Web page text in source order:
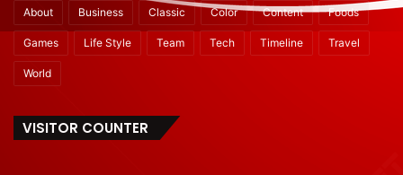
About Business Classic Color Content Foods
Games Life Style Team Tech Timeline Travel
World
VISITOR COUNTER